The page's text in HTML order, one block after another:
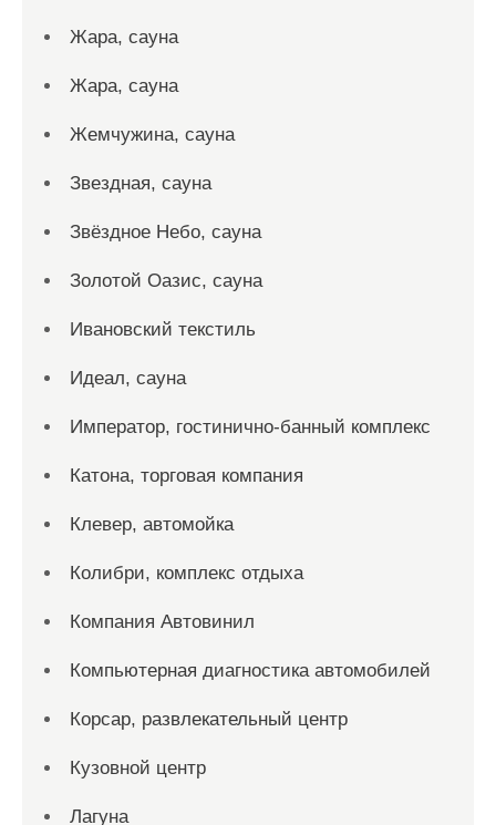
Жара, сауна
Жара, сауна
Жемчужина, сауна
Звездная, сауна
Звёздное Небо, сауна
Золотой Оазис, сауна
Ивановский текстиль
Идеал, сауна
Император, гостинично-банный комплекс
Катона, торговая компания
Клевер, автомойка
Колибри, комплекс отдыха
Компания Автовинил
Компьютерная диагностика автомобилей
Корсар, развлекательный центр
Кузовной центр
Лагуна